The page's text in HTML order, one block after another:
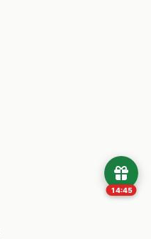
14:44